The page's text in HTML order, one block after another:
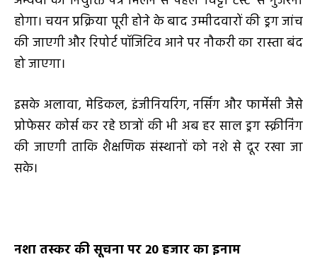
होगा। चयन प्रक्रिया पूरी होने के बाद उम्मीदवारों की ड्रग जांच
की जाएगी और रिपोर्ट पॉजिटिव आने पर नौकरी का रास्ता बंद
हो जाएगा।
इसके अलावा, मेडिकल, इंजीनियरिंग, नर्सिंग और फार्मेसी जैसे
प्रोफेसर कोर्स कर रहे छात्रों की भी अब हर साल ड्रग स्क्रीनिंग
की जाएगी ताकि शैक्षणिक संस्थानों को नशे से दूर रखा जा
सके।
नशा तस्कर की सूचना पर 20 हजार का इनाम